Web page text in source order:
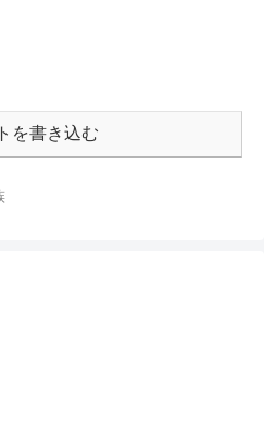
を書き込む